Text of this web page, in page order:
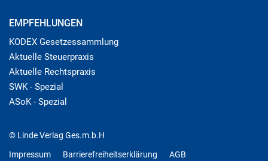
EMPFEHLUNGEN
KODEX Gesetzessammlung
Aktuelle Steuerpraxis
Aktuelle Rechtspraxis
SWK - Spezial
ASoK - Spezial
© Linde Verlag Ges.m.b.H
Impressum
Barrierefreiheitserklärung AGB